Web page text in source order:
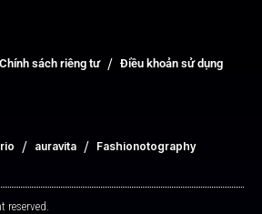
Chính sách riêng tư
Điều khoản sử dụng
auravita Fashionotography